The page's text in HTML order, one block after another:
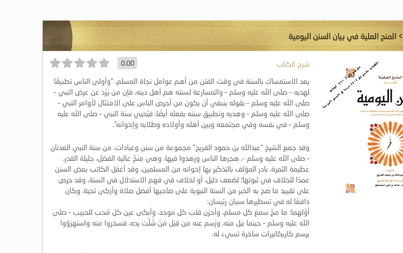
> المنح العلية في بيان السنن اليومية
شرح الكتاب 0.00
يعد الاستمساك بالسنة في وقت الفتن من أهم عوامل نجاة المسلم، “وأولى الناس تطبيقًا
لهديه – صلى الله عليه وسلم – والمسارعة لسنته هم أهل دينه، فإن من يَرُد عن عرض النبي –
صلى الله عليه وسلم – بقوله ينبغي أن يكونَ من أحرص الناس على الامتثال لأوامر النبي –
صلى الله عليه وسلم – وهديه وتطبيق سننه بفعله أيضًا، فيُحيي سنة النبي – صلى الله عليه
وسلم – في نفسه وفي مجتمعه وبين أهله وأولاده وطلابه وإخوانه”.
وقد جمع الشيخ “عبدالله بن حمود الفريح” مجموعة من سنن وعبادات، من سنة النبي العدنان
– صلى الله عليه وسلم -، هجرها الناس وزهدوا فيها، وهي مِنَحٌ عالية الفضل، جليلة القدر،
عظيمة الثمرة، بادر المؤلف بالتذكير بها إخوانه من المسلمين، وقد أغفل الكاتب بعض السنن
عمدًا للخلاف في ثبوتها؛ لضَعف دليل، أو لخلاف في فهم الاستدلال في السنة، وقد حرص
على تقييد ما صح به الخبر من السنة النبوية على صاحبها أفضل صلاة وأزكى تحية، وكان
دافعًا له في تسطيرها سببان رئيسان:
أوَّلهما: ما مجَّ سمعَ كل مسلم، وأحزن قلبَ كل موحد، وأبكى عين كل مُحب للحبيب – صلى
الله عليه وسلم – حينما نيل منه، ورُسم عنه من قِبَل مَنْ شُلَّت يده، فسخروا منه واستهزؤوا
برسم كاريكاتيرات ساخرة تسيء له.